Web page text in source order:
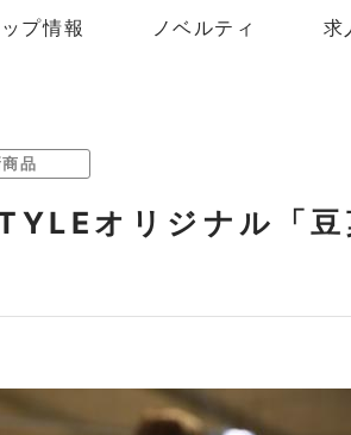
プ情報 ノベルティ 求
商品
オリジナル「豆